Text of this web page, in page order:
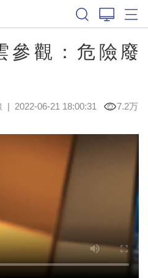
參觀：危險廢
| 2022-06-21 18:00:31 7.2万